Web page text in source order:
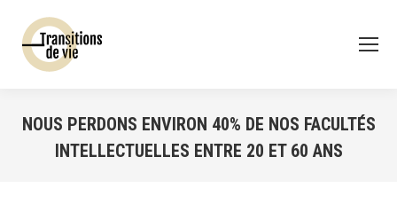
NOUS PERDONS ENVIRON 40% DE NOS FACULTÉS
INTELLECTUELLES ENTRE 20 ET 60 ANS